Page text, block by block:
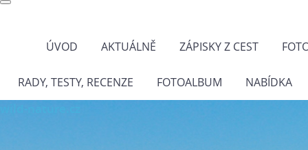
ÚVOD AKTUÁLNĚ ZÁPISKY Z CEST
RADY, TESTY, RECENZE FOTOALBUM NABÍDKA